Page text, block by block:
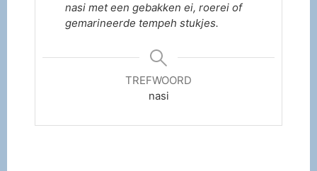
nasi met een gebakken ei, roerei of
gemarineerde tempeh stukjes.
TREFWOORD
nasi